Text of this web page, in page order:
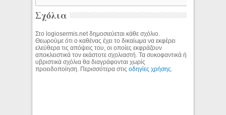
Σχόλια
Στο logiosermis.net δημοσιεύεται κάθε σχόλιο.
Θεωρούμε ότι ο καθένας έχει το δικαίωμα να εκφέρει
ελεύθερα τις απόψεις του, οι οποίες εκφράζουν
αποκλειστικά τον εκάστοτε σχολιαστή. Τα συκοφαντικά ή
υβριστικά σχόλια θα διαγράφονται χωρίς
προειδοποίηση. Περισσότερα στιςοδηγίες χρήσης.